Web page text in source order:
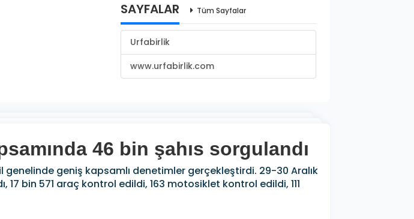
SAYFALAR Tüm Sayfalar
Urfabirlik
www.urfabirlik.com
46 bin şahıs sorgulandı
genelinde geniş kapsamlı denetimler gerçekleştirdi. 29-30 Aralık
bin 571 araç kontrol edildi, 163 motosiklet kontrol edildi, 111